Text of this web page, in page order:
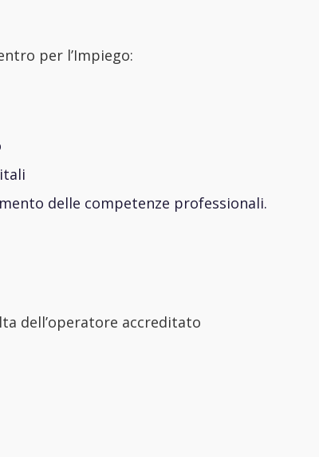
per l’Impiego:
delle competenze professionali.
dell’operatore accreditato